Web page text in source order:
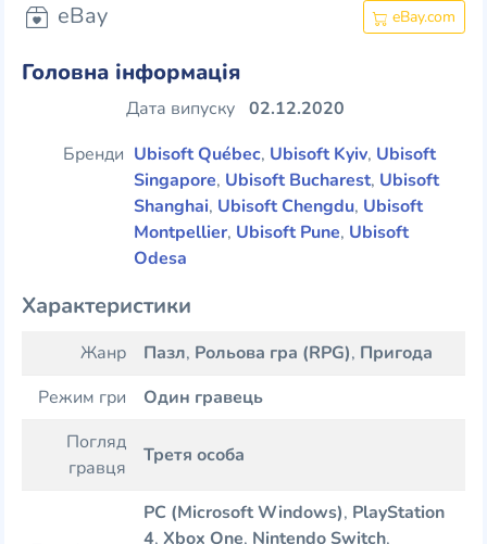
eBay eBay.com
Головна інформація
Дата випуску 02.12.2020
Бренди Ubisoft Québec, Ubisoft Kyiv, Ubisoft
Singapore, Ubisoft Bucharest, Ubisoft
Shanghai, Ubisoft Chengdu, Ubisoft
Montpellier, Ubisoft Pune, Ubisoft
Odesa
Характеристики
Жанр Пазл, Рольова гра (RPG), Пригода
Режим гри
Один гравець
Погляд
гравця
Третя особа
PC (Microsoft Windows), PlayStation
4, Xbox One, Nintendo Switch,